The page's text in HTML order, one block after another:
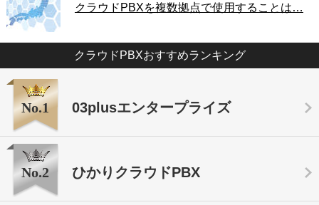
クラウドPBXを複数拠点で使用することは…
クラウドPBXおすすめランキング
No.1 03plusエンタープライズ
No.2 ひかりクラウドPBX